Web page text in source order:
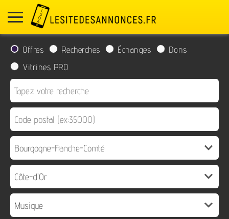
Offres Recherches Échanges
Dons
Vitrines PRO